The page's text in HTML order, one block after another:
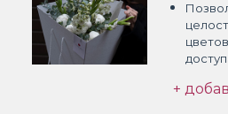
цветов
+